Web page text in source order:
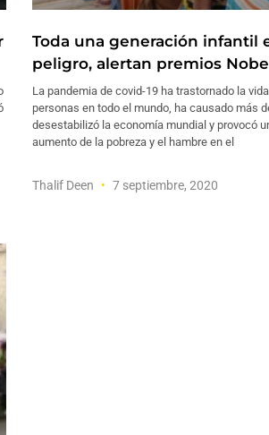
Toda una generación infantil
peligro, alertan premios
La pandemia de covid-19 ha trastornado la
personas en todo el mundo, ha causado más
desestabilizó la economía mundial y provocó
aumento de la pobreza y el hambre en el
Thalif Deen 7 septiembre, 2020